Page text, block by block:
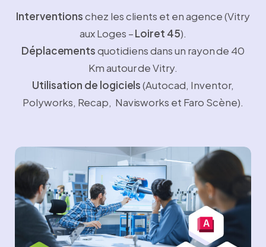
Interventionschez les clients et en agence (Vitry
aux Loges –Loiret 45).
Déplacementsquotidiens dans un rayon de 40
Km autour de Vitry.
Utilisation de logiciels(Autocad, Inventor,
Polyworks, Recap, Navisworks et Faro Scène).